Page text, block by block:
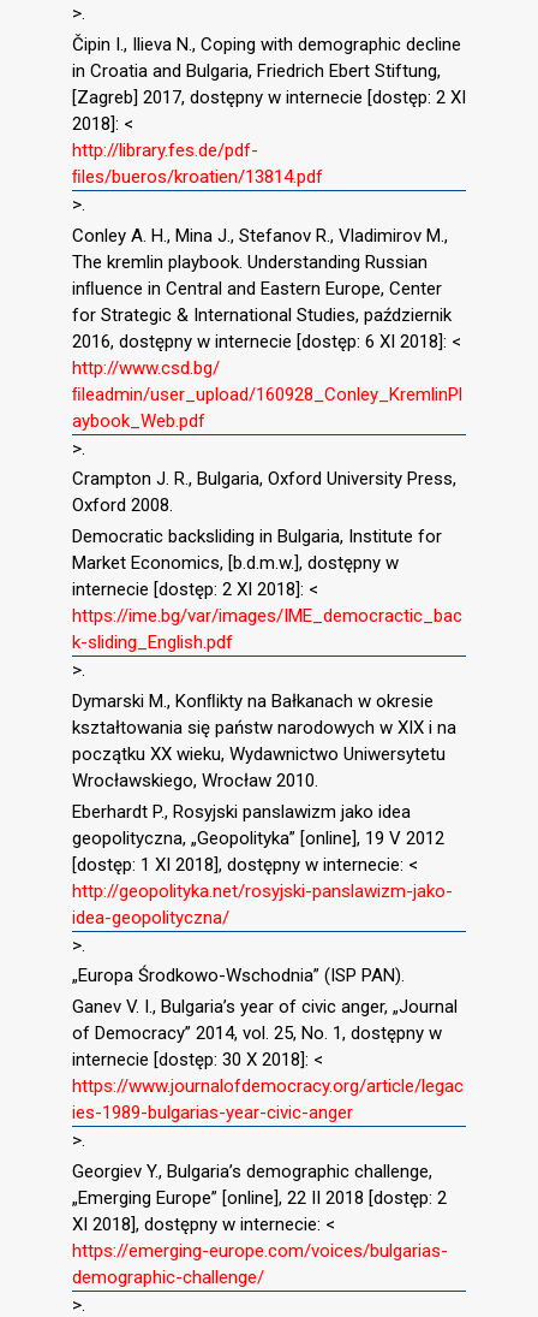
>.
Čipin I., Ilieva N., Coping with demographic decline
in Croatia and Bulgaria, Friedrich Ebert Stiftung,
[Zagreb] 2017, dostępny w internecie [dostęp: 2 XI
2018]: <
http://library.fes.de/pdf-
ﬁles/bueros/kroatien/13814.pdf
>.
Conley A. H., Mina J., Stefanov R., Vladimirov M.,
The kremlin playbook. Understanding Russian
inﬂuence in Central and Eastern Europe, Center
for Strategic & International Studies, październik
2016, dostępny w internecie [dostęp: 6 XI 2018]: <
http://www.csd.bg/
ﬁleadmin/user_upload/160928_Conley_KremlinPl
aybook_Web.pdf
>.
Crampton J. R., Bulgaria, Oxford University Press,
Oxford 2008.
Democratic backsliding in Bulgaria, Institute for
Market Economics, [b.d.m.w.], dostępny w
internecie [dostęp: 2 XI 2018]: <
https://ime.bg/var/images/IME_democractic_bac
k-sliding_English.pdf
>.
Dymarski M., Konﬂikty na Bałkanach w okresie
kształtowania się państw narodowych w XIX i na
początku XX wieku, Wydawnictwo Uniwersytetu
Wrocławskiego, Wrocław 2010.
Eberhardt P., Rosyjski panslawizm jako idea
geopolityczna, „Geopolityka” [online], 19 V 2012
[dostęp: 1 XI 2018], dostępny w internecie: <
http://geopolityka.net/rosyjski-panslawizm-jako-
idea-geopolityczna/
>.
„Europa Środkowo-Wschodnia” (ISP PAN).
Ganev V. I., Bulgaria’s year of civic anger, „Journal
of Democracy” 2014, vol. 25, No. 1, dostępny w
internecie [dostęp: 30 X 2018]: <
https://www.journalofdemocracy.org/article/legac
ies-1989-bulgarias-year-civic-anger
>.
Georgiev Y., Bulgaria’s demographic challenge,
„Emerging Europe” [online], 22 II 2018 [dostęp: 2
XI 2018], dostępny w internecie: <
https://emerging-europe.com/voices/bulgarias-
demographic-challenge/
>.